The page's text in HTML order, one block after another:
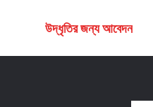
উদ্ধৃতির জন্য আবেদন